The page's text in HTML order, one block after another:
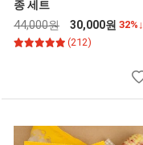
종 세트
44,000원
30,000원 32%↓
(212)